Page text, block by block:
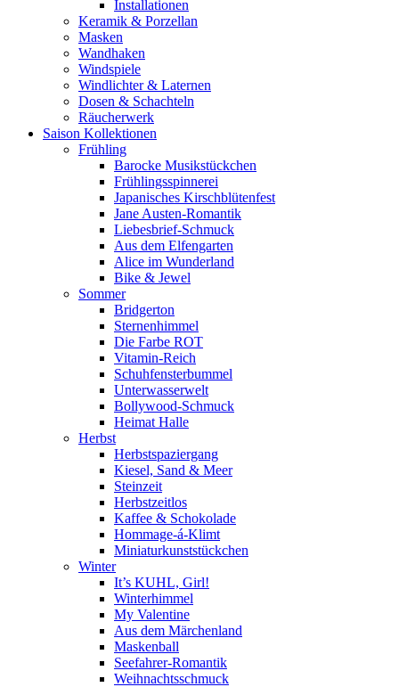
Installationen
Keramik & Porzellan
Masken
Wandhaken
Windspiele
Windlichter & Laternen
Dosen & Schachteln
Räucherwerk
Saison Kollektionen
Frühling
Barocke Musikstückchen
Frühlingsspinnerei
Japanisches Kirschblütenfest
Jane Austen-Romantik
Liebesbrief-Schmuck
Aus dem Elfengarten
Alice im Wunderland
Bike & Jewel
Sommer
Bridgerton
Sternenhimmel
Die Farbe ROT
Vitamin-Reich
Schuhfensterbummel
Unterwasserwelt
Bollywood-Schmuck
Heimat Halle
Herbst
Herbstspaziergang
Kiesel, Sand & Meer
Steinzeit
Herbstzeitlos
Kaffee & Schokolade
Hommage-á-Klimt
Miniaturkunststückchen
Winter
It’s KUHL, Girl!
Winterhimmel
My Valentine
Aus dem Märchenland
Maskenball
Seefahrer-Romantik
Weihnachtsschmuck